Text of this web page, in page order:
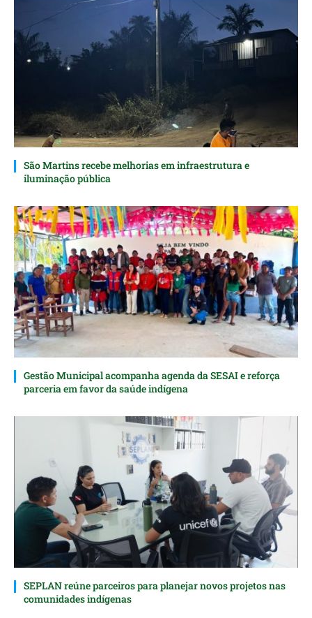
São Martins recebe melhorias em infraestrutura e
iluminação pública
Gestão Municipal acompanha agenda da SESAI e reforça
parceria em favor da saúde indígena
SEPLAN reúne parceiros para planejar novos projetos nas
comunidades indígenas